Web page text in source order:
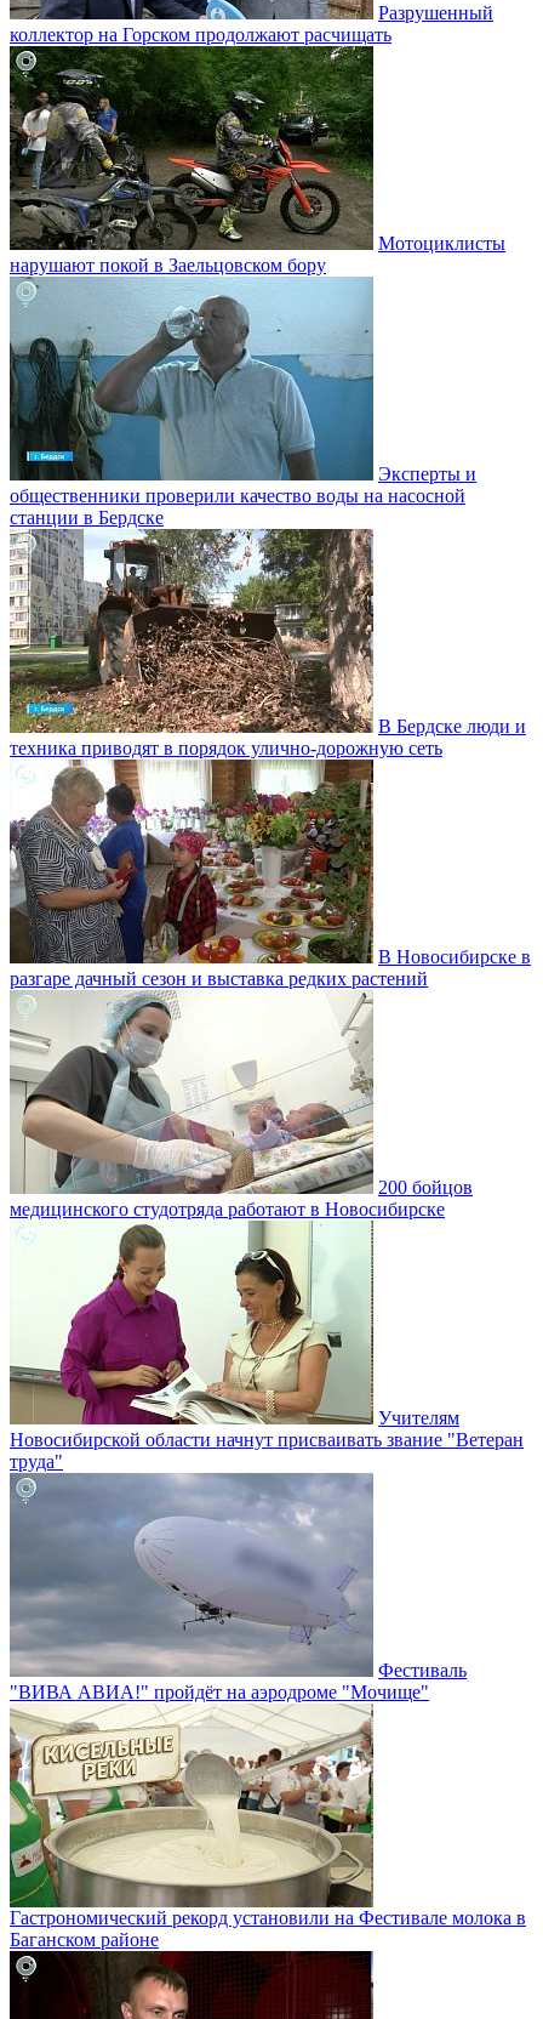
Разрушенный
коллектор на Горском продолжают расчищать
Мотоциклисты
нарушают покой в Заельцовском бору
Эксперты и
общественники проверили качество воды на насосной
станции в Бердске
В Бердске люди и
техника приводят в порядок улично‑дорожную сеть
В Новосибирске в
разгаре дачный сезон и выставка редких растений
200 бойцов
медицинского студотряда работают в Новосибирске
Учителям
Новосибирской области начнут присваивать звание "Ветеран
труда"
Фестиваль
"ВИВА АВИА!" пройдёт на аэродроме "Мочище"
Гастрономический рекорд установили на Фестивале молока в
Баганском районе